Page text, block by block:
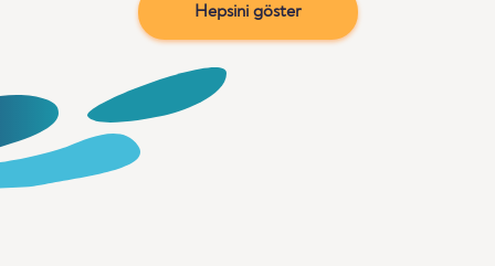
Hepsini göster